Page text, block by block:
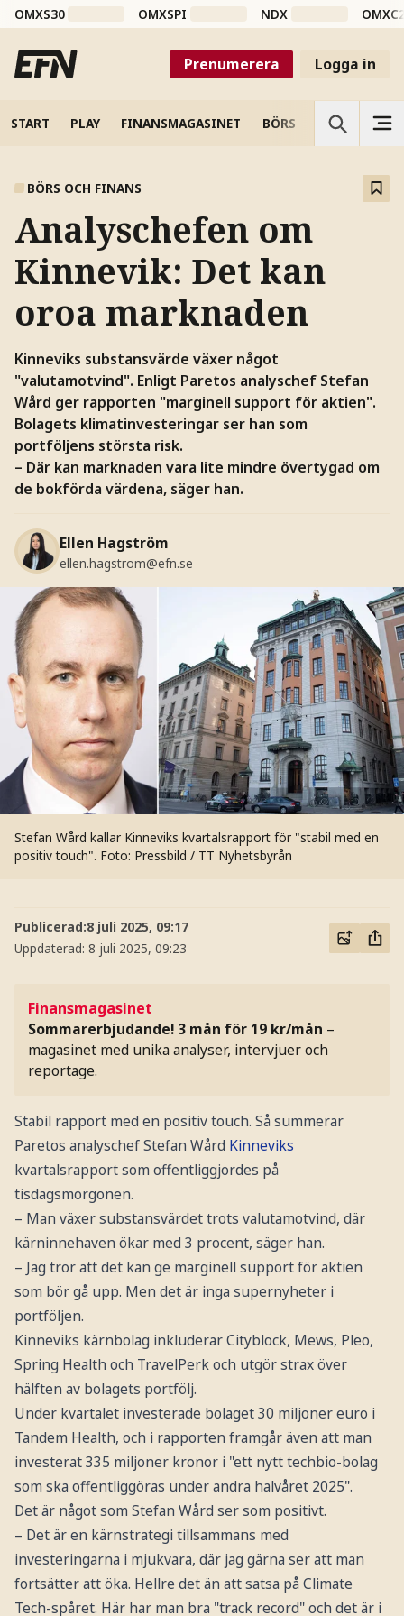
OMXS30 OMXSPI NDX
Prenumerera Logga in
START PLAY FINANSMAGASINET BÖRS VETENSKAP
BÖRS OCH FINANS
Analyschefen om
Kinnevik: Det kan
oroa marknaden
Kinneviks substansvärde växer något
"valutamotvind". Enligt Paretos analyschef Stefan
Wård ger rapporten "marginell support för aktien".
Bolagets klimatinvesteringar ser han som
portföljens största risk.
– Där kan marknaden vara lite mindre övertygad om
de bokförda värdena, säger han.
Ellen Hagström
ellen.hagstrom@efn.se
Stefan Wård kallar Kinneviks kvartalsrapport för "stabil med en
positiv touch". Foto: Pressbild / TT Nyhetsbyrån
Publicerad:8 juli 2025, 09:17
Uppdaterad: 8 juli 2025, 09:23
Finansmagasinet
Sommarerbjudande! 3 mån för 19 kr/mån –
magasinet med unika analyser, intervjuer och
reportage.
Stabil rapport med en positiv touch. Så summerar
Paretos analyschef Stefan Wård Kinneviks
kvartalsrapport som offentliggjordes på
tisdagsmorgonen.
– Man växer substansvärdet trots valutamotvind, där
kärninnehaven ökar med 3 procent, säger han.
– Jag tror att det kan ge marginell support för aktien
som bör gå upp. Men det är inga supernyheter i
portföljen.
Kinneviks kärnbolag inkluderar Cityblock, Mews, Pleo,
Spring Health och TravelPerk och utgör strax över
hälften av bolagets portfölj.
Under kvartalet investerade bolaget 30 miljoner euro i
Tandem Health, och i rapporten framgår även att man
investerat 335 miljoner kronor i "ett nytt techbio-bolag
som ska offentliggöras under andra halvåret 2025".
Det är något som Stefan Wård ser som positivt.
– Det är en kärnstrategi tillsammans med
investeringarna i mjukvara, där jag gärna ser att man
fortsätter att öka. Hellre det än att satsa på Climate
Tech-spåret. Här har man bra "track record" och det är i